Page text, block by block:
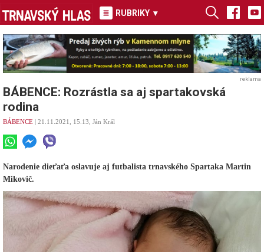
RUBRIKY ▾
reklama
BÁBENCE: Rozrástla sa aj spartakovská
rodina
BÁBENCE | 21.11.2021, 15.13, Ján Král
Narodenie dieťaťa oslavuje aj futbalista trnavského Spartaka Martin
Mikovič.